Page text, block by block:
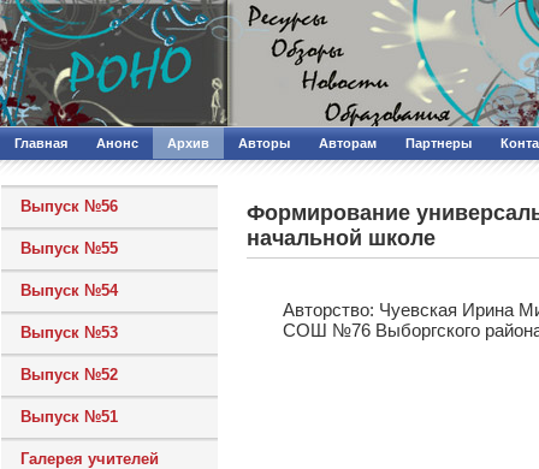
Главная Анонс Архив Авторы Авторам Партнеры
Выпуск №56
Выпуск №55
Выпуск №54
Выпуск №53
Выпуск №52
Выпуск №51
Галерея учителей
Формирование
начальной школе
Авторcтво: Чуевская Ирина
СОШ №76 Выборгского